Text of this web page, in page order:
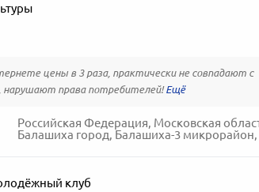
цены в 3 раза, практически не совпадают с
нарушают права потребителей!
Российская Федерация, Московская
Балашиха город, Балашиха-3 микрорайон,
клуб